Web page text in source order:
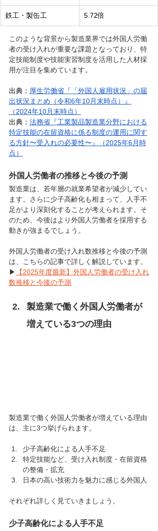
鉄工・製缶工 5.72倍
このような背景から製造業界では外国人労働
者の受け入れが重要な課題となっており、特
定技能制度や技能実習制度を活用した人材採
用が注目を集めています。
出典： 厚生労働省『「外国人雇用状況」の届
出状況まとめ（令和6年10月末時点）』
（2024年10月末時点）
出典： 法務省『工業製品製造業分野における
特定技能の在留資格に係る制度の運用に関す
る方針〜受入れの必要性〜』（2025年6月時
点）
外国人労働者の推移と今後の予測
製造業は、若年層の就業希望者が減少してい
ます。さらに少子高齢化も相まって、人手不
足がより深刻化することが考えられます。そ
のため、今後はより外国人労働者を採用する
動きが強まるでしょう。
外国人労働者の受け入れ数推移と今後の予測
は、こちらの記事で詳しく解説しています。
▶
【2025年度最新】外国人労働者の受け入れ
数推移と今後の予測
製造業で働く外国人労働者が
増えている3つの理由
製造業で働く外国人労働者が増えている理由
は、主に3つ挙げられます。
少子高齢化による人手不足
特定技能など、受け入れ制度・在留資格
の整備・拡充
日本の高い技術力を魅力に感じる外国人
それぞれ詳しく見ていきましょう。
少子高齢化による人手不足